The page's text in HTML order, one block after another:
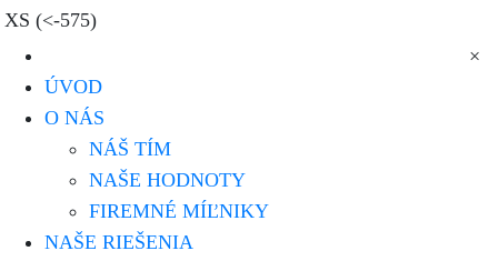
XS (<-575)
×
ÚVOD
O NÁS
NÁŠ TÍM
NAŠE HODNOTY
FIREMNÉ MÍĽNIKY
NAŠE RIEŠENIA